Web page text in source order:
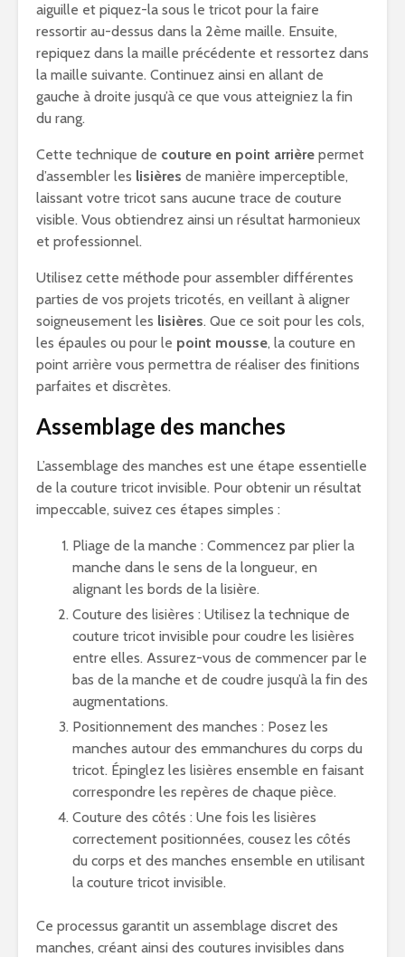
aiguille et piquez-la sous le tricot pour la faire
ressortir au-dessus dans la 2ème maille. Ensuite,
repiquez dans la maille précédente et ressortez dans
la maille suivante. Continuez ainsi en allant de
gauche à droite jusqu’à ce que vous atteigniez la fin
du rang.
Cette technique de couture en point arrière permet
d’assembler les lisières de manière imperceptible,
laissant votre tricot sans aucune trace de couture
visible. Vous obtiendrez ainsi un résultat harmonieux
et professionnel.
Utilisez cette méthode pour assembler différentes
parties de vos projets tricotés, en veillant à aligner
soigneusement les lisières. Que ce soit pour les cols,
les épaules ou pour le point mousse, la couture en
point arrière vous permettra de réaliser des finitions
parfaites et discrètes.
Assemblage des manches
L’assemblage des manches est une étape essentielle
de la couture tricot invisible. Pour obtenir un résultat
impeccable, suivez ces étapes simples :
Pliage de la manche : Commencez par plier la
manche dans le sens de la longueur, en
alignant les bords de la lisière.
Couture des lisières : Utilisez la technique de
couture tricot invisible pour coudre les lisières
entre elles. Assurez-vous de commencer par le
bas de la manche et de coudre jusqu’à la fin des
augmentations.
Positionnement des manches : Posez les
manches autour des emmanchures du corps du
tricot. Épinglez les lisières ensemble en faisant
correspondre les repères de chaque pièce.
Couture des côtés : Une fois les lisières
correctement positionnées, cousez les côtés
du corps et des manches ensemble en utilisant
la couture tricot invisible.
Ce processus garantit un assemblage discret des
manches, créant ainsi des coutures invisibles dans